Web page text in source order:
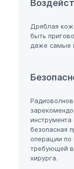
Дряблая
быть
даже самые
безопасная
операции
требующей
хирурга.